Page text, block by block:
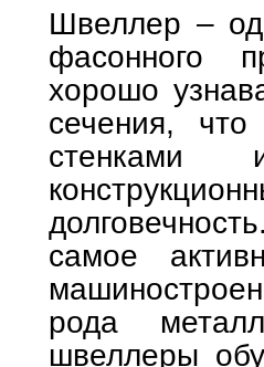
Швеллер –
фасонного
хорошо
сечения,
стенками
самое
рода
швеллеры